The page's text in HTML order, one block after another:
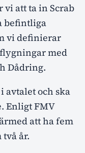
vi att ta in Scrab
befintliga
vi definierar
med
Dådring.
avtalet och ska
Enligt FMV
att ha fem
år.